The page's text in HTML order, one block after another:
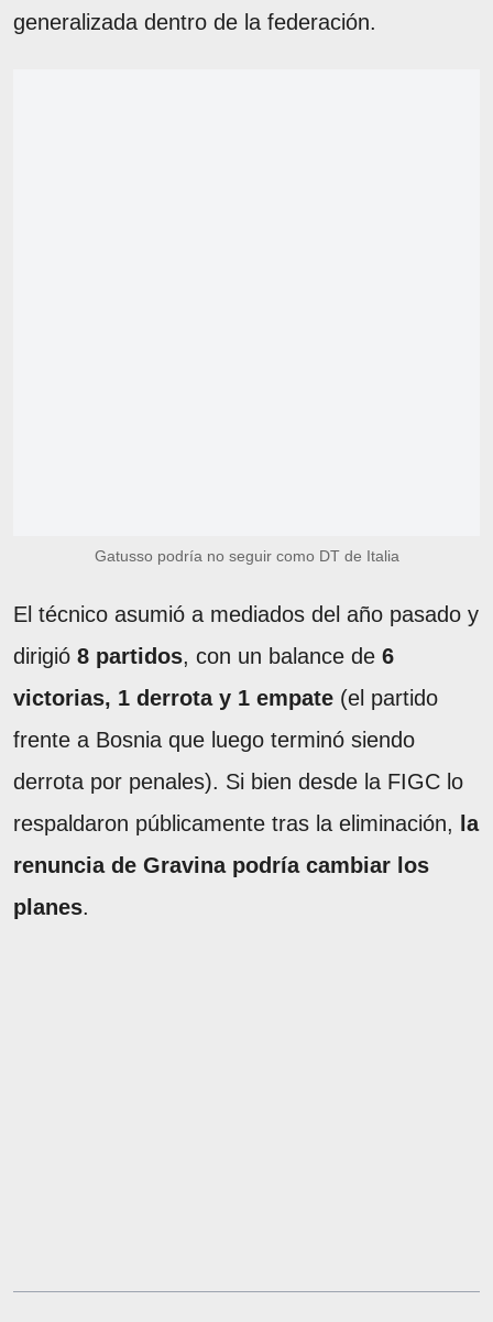
generalizada dentro de la federación.
Gatusso podría no seguir como DT de Italia
El técnico asumió a mediados del año pasado y
dirigió 8 partidos, con un balance de 6
victorias, 1 derrota y 1 empate (el partido
frente a Bosnia que luego terminó siendo
derrota por penales). Si bien desde la FIGC lo
respaldaron públicamente tras la eliminación,
la
renuncia de Gravina podría cambiar los
planes.